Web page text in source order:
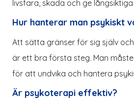
livsfara, skada och ge långsiktiga
Hur hanterar man psykiskt
Att sätta gränser för sig själv
är ett bra första steg. Man
för att undvika och hantera
Är psykoterapi effektiv?